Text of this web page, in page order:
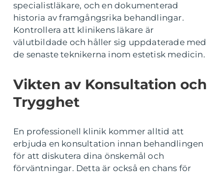
specialistläkare, och en dokumenterad
historia av framgångsrika behandlingar.
Kontrollera att klinikens läkare är
välutbildade och håller sig uppdaterade med
de senaste teknikerna inom estetisk medicin.
Vikten av Konsultation och
Trygghet
En professionell klinik kommer alltid att
erbjuda en konsultation innan behandlingen
för att diskutera dina önskemål och
förväntningar. Detta är också en chans för